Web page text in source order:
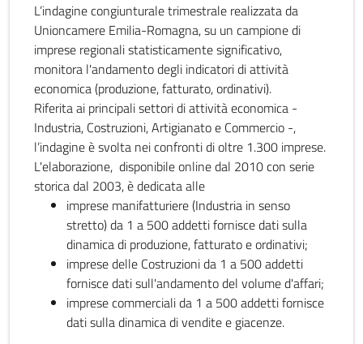
L’indagine congiunturale trimestrale realizzata da
Unioncamere Emilia-Romagna, su un campione di
imprese regionali statisticamente significativo,
monitora l'andamento degli indicatori di attività
economica (produzione, fatturato, ordinativi).
Riferita ai principali settori di attività economica -
Industria, Costruzioni, Artigianato e Commercio -,
l’indagine è svolta nei confronti di oltre 1.300 imprese.
L'elaborazione, disponibile online dal 2010 con serie
storica dal 2003, è dedicata alle
imprese manifatturiere (Industria in senso
stretto) da 1 a 500 addetti fornisce dati sulla
dinamica di produzione, fatturato e ordinativi;
imprese delle Costruzioni da 1 a 500 addetti
fornisce dati sull'andamento del volume d'affari;
imprese commerciali da 1 a 500 addetti fornisce
dati sulla dinamica di vendite e giacenze.